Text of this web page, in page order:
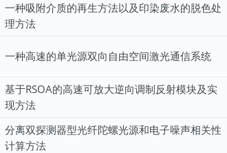
一种吸附介质的再生方法以及印染废水的脱色处
理方法
一种高速的单光源双向自由空间激光通信系统
基于RSOA的高速可放大逆向调制反射模块及实
现方法
分离双探测器型光纤陀螺光源和电子噪声相关性
计算方法